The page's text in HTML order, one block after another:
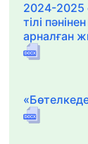
2024-
тілі
арналған